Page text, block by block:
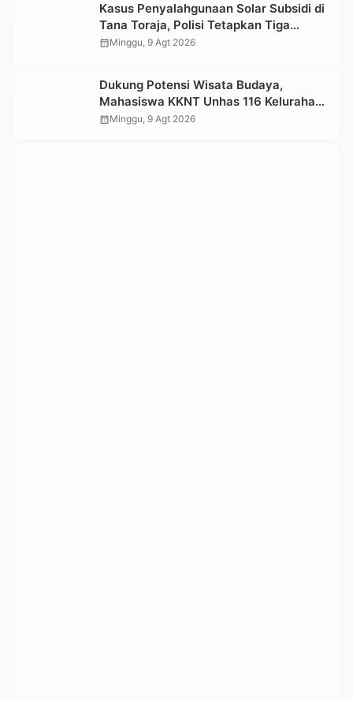
Kasus Penyalahgunaan Solar Subsidi di
Tana Toraja, Polisi Tetapkan Tiga
Tersangka Baru
calendar_monthMinggu, 9 Agt 2026
Dukung Potensi Wisata Budaya,
Mahasiswa KKNT Unhas 116 Kelurahan
Nonongan Utara Pasang Papan
calendar_monthMinggu, 9 Agt 2026